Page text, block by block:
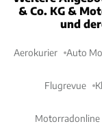
& Co. KG &
und
Aerokurier Auto
Flugrevue
Motorradonline